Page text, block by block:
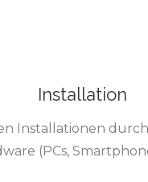
Installation
Installationen
(PCs,